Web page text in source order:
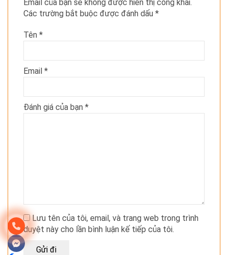
Email của bạn sẽ không được hiển thị công khai.
Các trường bắt buộc được đánh dấu *
Tên *
Email *
Đánh giá của bạn *
Lưu tên của tôi, email, và trang web trong trình
duyệt này cho lần bình luận kế tiếp của tôi.